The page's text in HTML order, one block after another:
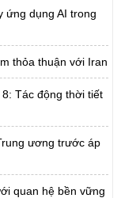
ứng dụng AI trong
thỏa thuận với Iran
Tác động thời tiết
ương trước áp
quan hệ bền vững